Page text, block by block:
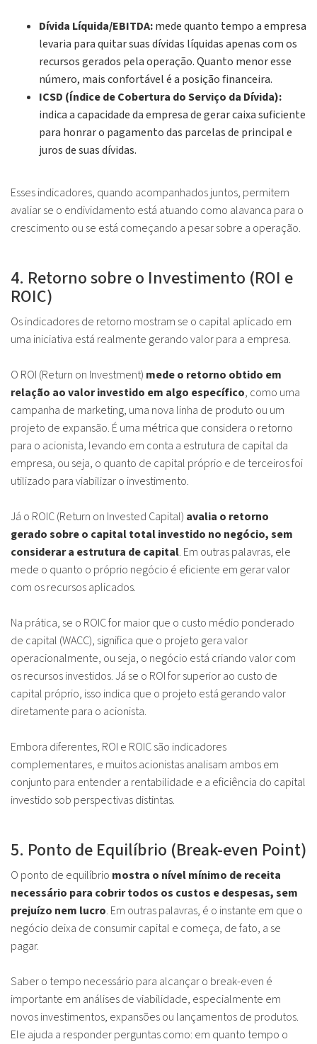
Dívida Líquida/EBITDA:mede quanto tempo a empresa
levaria para quitar suas dívidas líquidas apenas com os
recursos gerados pela operação. Quanto menor esse
número, mais confortável é a posição financeira.
ICSD (Índice de Cobertura do Serviço da Dívida):
indica a capacidade da empresa de gerar caixa suficiente
para honrar o pagamento das parcelas de principal e
juros de suas dívidas.
Esses indicadores, quando acompanhados juntos, permitem
avaliar se o endividamento está atuando como alavanca para o
crescimento ou se está começando a pesar sobre a operação.
4. Retorno sobre o Investimento (ROI e
ROIC)
Os indicadores de retorno mostram se o capital aplicado em
uma iniciativa está realmente gerando valor para a empresa.
O ROI (Return on Investment) mede o retorno obtido em
relação ao valor investido em algo específico, como uma
campanha de marketing, uma nova linha de produto ou um
projeto de expansão. É uma métrica que considera o retorno
para o acionista, levando em conta a estrutura de capital da
empresa, ou seja, o quanto de capital próprio e de terceiros foi
utilizado para viabilizar o investimento.
Já o ROIC (Return on Invested Capital) avalia o retorno
gerado sobre o capital total investido no negócio, sem
considerar a estrutura de capital. Em outras palavras, ele
mede o quanto o próprio negócio é eficiente em gerar valor
com os recursos aplicados.
Na prática, se o ROIC for maior que o custo médio ponderado
de capital (WACC), significa que o projeto gera valor
operacionalmente, ou seja, o negócio está criando valor com
os recursos investidos. Já se o ROI for superior ao custo de
capital próprio, isso indica que o projeto está gerando valor
diretamente para o acionista.
Embora diferentes, ROI e ROIC são indicadores
complementares, e muitos acionistas analisam ambos em
conjunto para entender a rentabilidade e a eficiência do capital
investido sob perspectivas distintas.
5. Ponto de Equilíbrio (Break-even Point)
O ponto de equilíbrio mostra o nível mínimo de receita
necessário para cobrir todos os custos e despesas, sem
prejuízo nem lucro. Em outras palavras, é o instante em que o
negócio deixa de consumir capital e começa, de fato, a se
pagar.
Saber o tempo necessário para alcançar o break-even é
importante em análises de viabilidade, especialmente em
novos investimentos, expansões ou lançamentos de produtos.
Ele ajuda a responder perguntas como: em quanto tempo o